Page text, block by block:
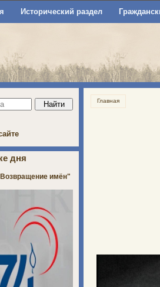
Исторический раздел
Главная
дня
имён"